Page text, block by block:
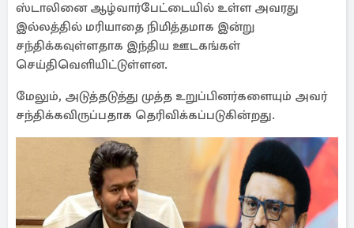
ஸ்டாலினை ஆழ்வார்பேட்டையில் உள்ள அவரது
இல்லத்தில் மரியாதை நிமித்தமாக இன்று
சந்திக்கவுள்ளதாக இந்திய ஊடகங்கள்
செய்திவெளியிட்டுள்ளன.
மேலும், அடுத்தடுத்து முத்த உறுப்பினர்களையும் அவர்
சந்திக்கவிருப்பதாக தெரிவிக்கப்படுகின்றது.